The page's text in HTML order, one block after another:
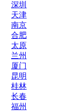
深圳
天津
南京
合肥
太原
兰州
厦门
昆明
桂林
长春
福州